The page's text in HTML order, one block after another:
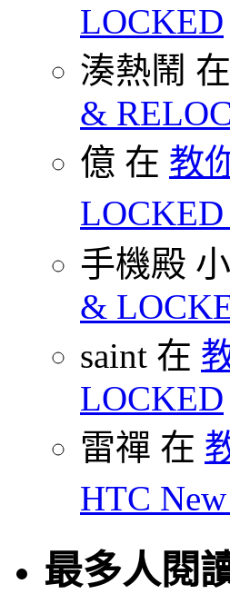
LOCKED
湊熱鬧 在
&
億 在 教
手機殿
&
saint 在
LOCKED
雷禪 在
HTC
最多人閱